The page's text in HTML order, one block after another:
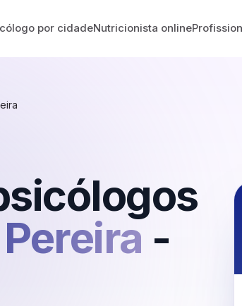
por cidadeNutricionista online
-